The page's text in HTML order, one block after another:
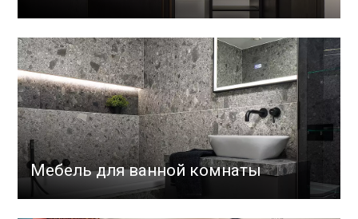
Мебель для ванной комнаты